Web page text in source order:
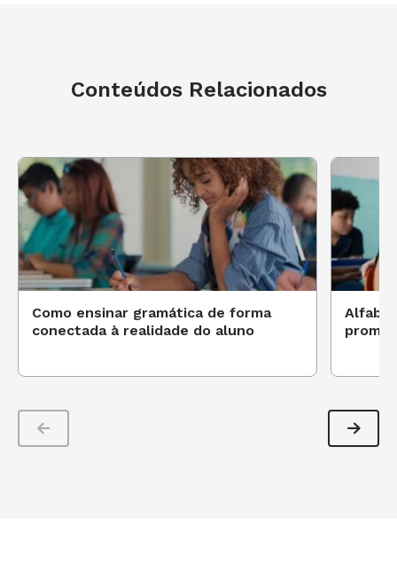
Conteúdos Relacionados
Como ensinar gramática de forma
conectada à realidade do aluno